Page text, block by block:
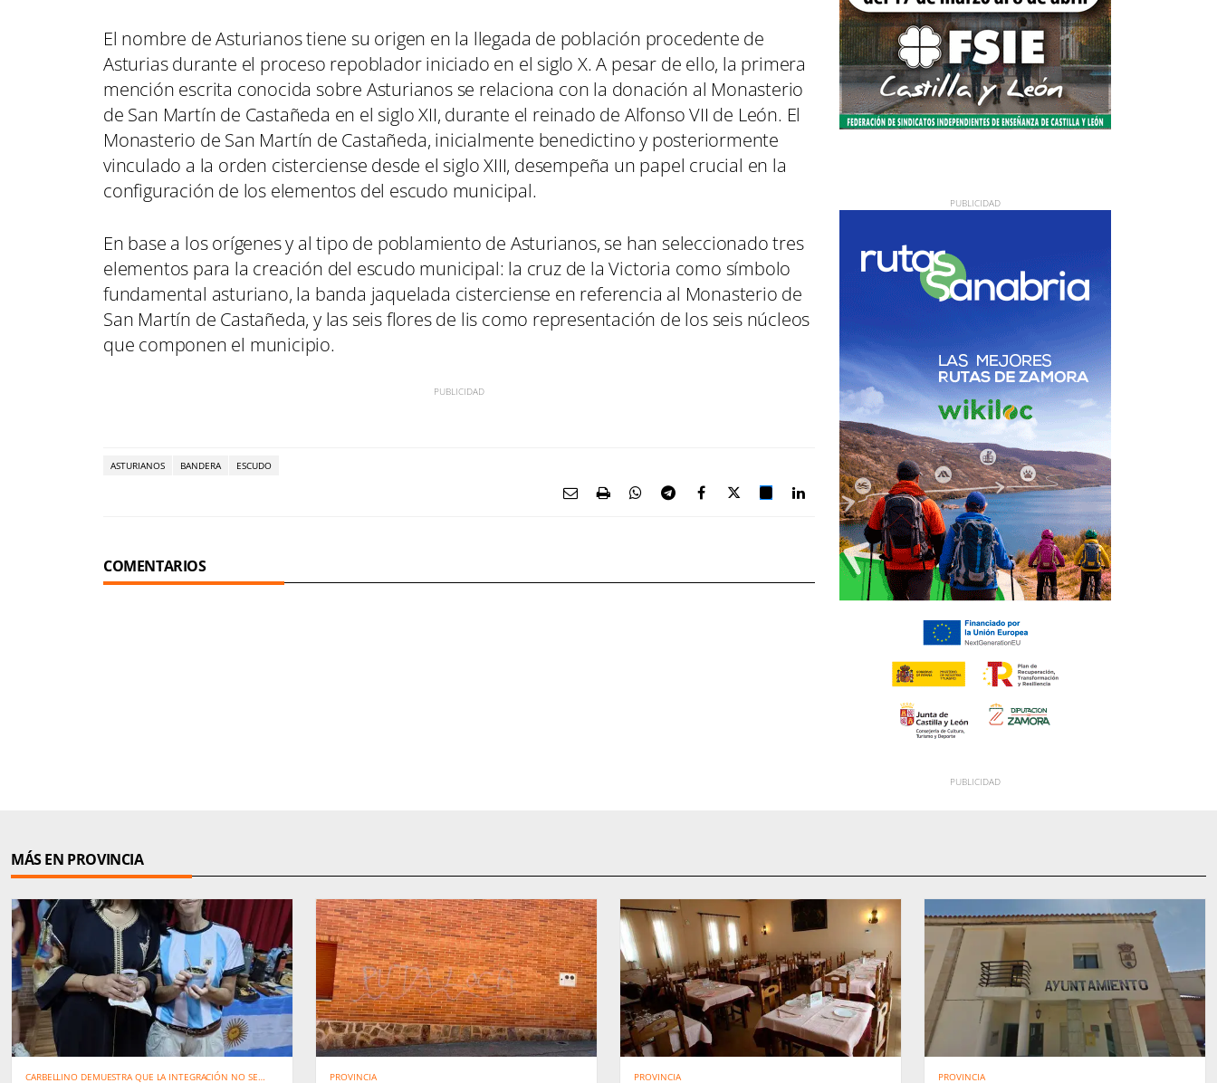
El nombre de Asturianos tiene su origen en la llegada de población procedente de
Asturias durante el proceso repoblador iniciado en el siglo X. A pesar de ello, la primera
mención escrita conocida sobre Asturianos se relaciona con la donación al Monasterio
de San Martín de Castañeda en el siglo XII, durante el reinado de Alfonso VII de León. El
Monasterio de San Martín de Castañeda, inicialmente benedictino y posteriormente
vinculado a la orden cisterciense desde el siglo XIII, desempeña un papel crucial en la
configuración de los elementos del escudo municipal.
En base a los orígenes y al tipo de poblamiento de Asturianos, se han seleccionado tres
elementos para la creación del escudo municipal: la cruz de la Victoria como símbolo
fundamental asturiano, la banda jaquelada cisterciense en referencia al Monasterio de
San Martín de Castañeda, y las seis flores de lis como representación de los seis núcleos
que componen el municipio.
ASTURIANOS BANDERA ESCUDO
COMENTARIOS
MÁS EN PROVINCIA
CARBELLINO DEMUESTRA QUE LA INTEGRACIÓN NO SE
PROVINCIA PROVINCIA PROVINCIA